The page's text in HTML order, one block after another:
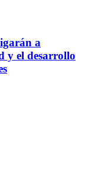
a
y el desarrollo